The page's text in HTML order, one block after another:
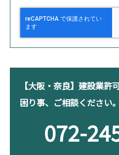
【大阪・奈良】建設業許
困り事、ご相談ください。
072-